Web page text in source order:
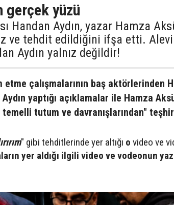
gerçek yüzü
Handan Aydın, yazar Hamza
ve tehdit edildiğini ifşa etti.
Aydın yalnız değildir!
çalışmalarının baş aktörlerinden
yaptığı açıklamalar ile Hamza
tutum ve davranışlarından"
" gibi tehditlerinde yer altığı o video ve
yer aldığı ilgili video ve vodeonun